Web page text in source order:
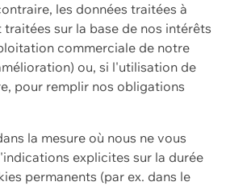
les données traitées à
sur la base de nos intérêts
commerciale de notre
ou, si l'utilisation de
pour remplir nos obligations
la mesure où nous ne vous
explicites sur la durée
permanents (par ex. dans le